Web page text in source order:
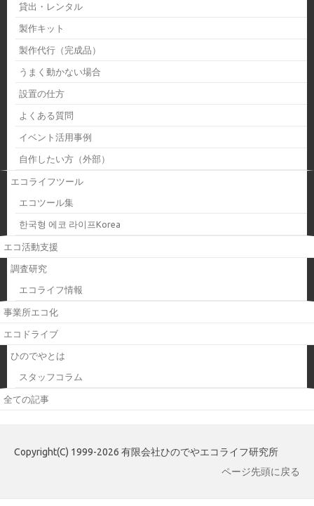
貸出・レンタル
製作キット
製作代行（完成品）
うまく動かない場合
設置の仕方
よくある質問
イベント活用事例
自作したい方（外部）
エコライフツール
エコツール集
한국형 에코 라이프Korea
エコ活動支援
調査研究
エコライフ情報
事業所エコ化
エコドライブ
ひのでやとは
スタッフコラム
全ての記事
Copyright(C) 1999-2026 有限会社ひのでやエコライフ研究所
ページ先頭に戻る